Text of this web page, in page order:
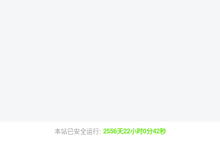
本站已安全运行: 2556天22小时0分42秒